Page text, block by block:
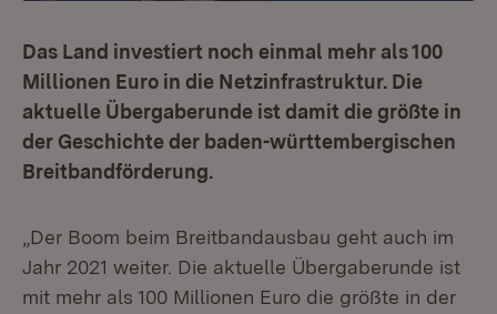
Das Land investiert noch einmal mehr als 100
Millionen Euro in die Netzinfrastruktur. Die
aktuelle Übergaberunde ist damit die größte in
der Geschichte der baden-württembergischen
Breitbandförderung.
„Der Boom beim Breitbandausbau geht auch im
Jahr 2021 weiter. Die aktuelle Übergaberunde ist
mit mehr als 100 Millionen Euro die größte in der